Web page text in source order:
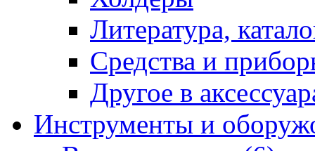
Литература,
Средства и
Другое в
Инструменты и